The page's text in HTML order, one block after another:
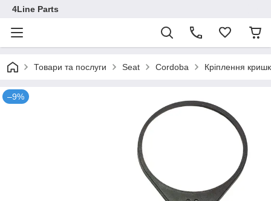
4Line Parts
Товари та послуги Seat Cordoba Кріплення
–9%